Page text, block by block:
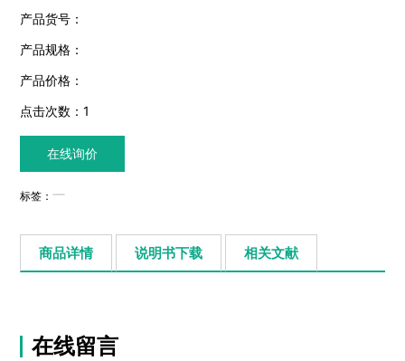
产品货号：
产品规格：
产品价格：
点击次数：1
在线询价
标签：
商品详情 说明书下载 相关文献
在线留言